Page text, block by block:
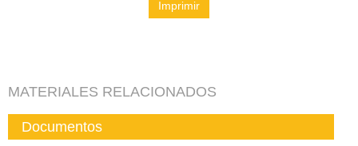
Imprimir
MATERIALES RELACIONADOS
Documentos